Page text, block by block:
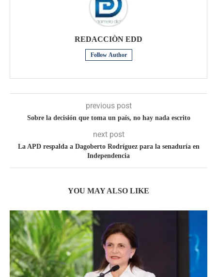
REDACCIÒN EDD
Follow Author
previous post
Sobre la decisión que toma un país, no hay nada escrito
next post
La APD respalda a Dagoberto Rodríguez para la senaduría en
Independencia
YOU MAY ALSO LIKE